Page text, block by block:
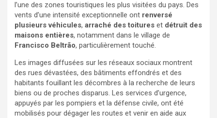
l’une des zones touristiques les plus visitées du pays. Des
vents d’une intensité exceptionnelle ont renversé
plusieurs véhicules, arraché des toitures et détruit des
maisons entières, notamment dans le village de
Francisco Beltrão, particulièrement touché.
Les images diffusées sur les réseaux sociaux montrent
des rues dévastées, des bâtiments effondrés et des
habitants fouillant les décombres à la recherche de leurs
biens ou de proches disparus. Les services d’urgence,
appuyés par les pompiers et la défense civile, ont été
mobilisés pour dégager les routes et venir en aide aux